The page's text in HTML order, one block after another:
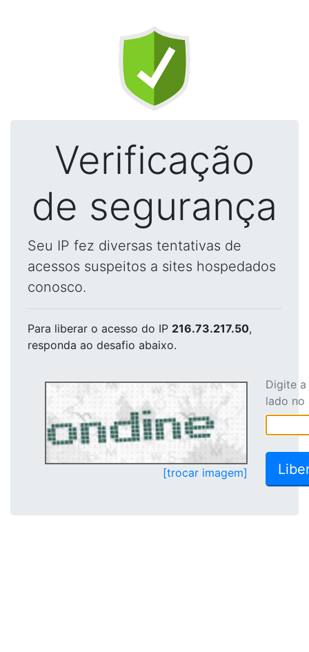
Verificação
de segurança
Seu IP fez diversas tentativas de
acessos suspeitos a sites hospedados
conosco.
Para liberar o acesso do IP 216.73.217.50,
responda ao desafio abaixo.
[trocar imagem]
Digite
lado no